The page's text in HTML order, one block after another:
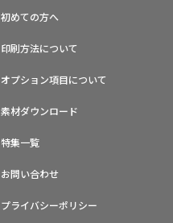
初めての方へ
印刷方法について
オプション項目について
素材ダウンロード
特集一覧
お問い合わせ
プライバシーポリシー